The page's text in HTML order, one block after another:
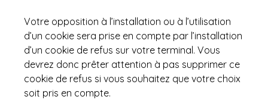
Votre opposition à l’installation ou à l’utilisation
d’un cookie sera prise en compte par l’installation
d’un cookie de refus sur votre terminal. Vous
devrez donc prêter attention à pas supprimer ce
cookie de refus si vous souhaitez que votre choix
soit pris en compte.